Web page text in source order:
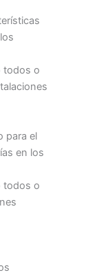
todos o
para el
en los
todos o